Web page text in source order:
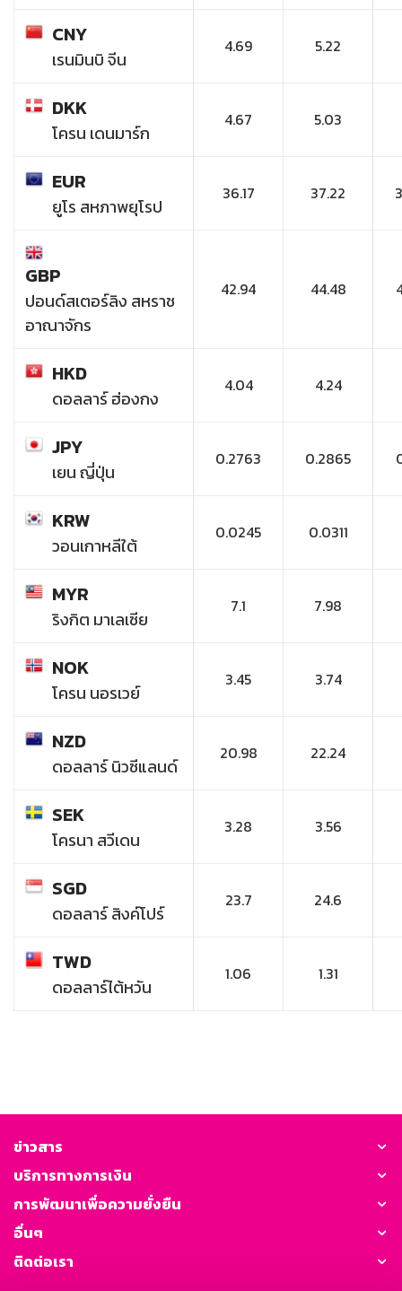
CNY
เรนมินบิ จีน
4.69 5.22
DKK
โครน เดนมาร์ก
4.67 5.03
EUR
ยูโร สหภาพยุโรป
36.17 37.22
GBP
ปอนด์สเตอร์ลิง สหราช
อาณาจักร
42.94 44.48
HKD
ดอลลาร์ ฮ่องกง
4.04 4.24
JPY
เยน ญี่ปุ่น
0.2763 0.2865
KRW
วอนเกาหลีใต้
0.0245 0.0311
MYR
ริงกิต มาเลเซีย
7.1 7.98
NOK
โครน นอรเวย์
3.45 3.74
NZD
ดอลลาร์ นิวซีแลนด์
20.98 22.24
SEK
โครนา สวีเดน
3.28 3.56
SGD
ดอลลาร์ สิงค์โปร์
23.7 24.6
TWD
ดอลลาร์ไต้หวัน
1.06 1.31
ข่าวสาร
บริการทางการเงิน
การพัฒนาเพื่อความยั่งยืน
อื่นๆ
ติดต่อเรา